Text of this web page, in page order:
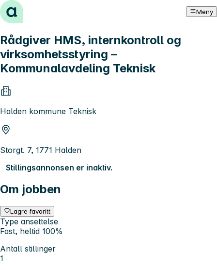
Hopp til innhold Meny
Rådgiver HMS, internkontroll og
virksomhetsstyring –
Kommunalavdeling Teknisk
Halden kommune Teknisk
Storgt. 7, 1771 Halden
Stillingsannonsen er inaktiv.
Om jobben
Lagre favoritt
Type ansettelse
Fast, heltid 100%
Antall stillinger
1